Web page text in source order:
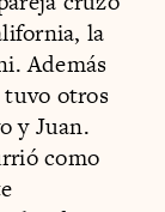
la
Además
tuvo otros
y Juan.
como